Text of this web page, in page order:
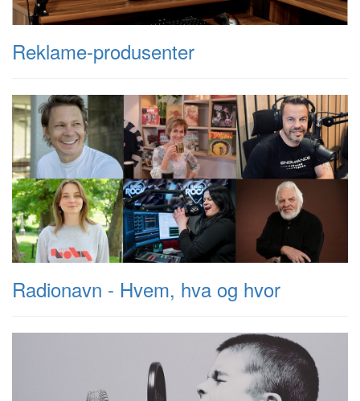
Reklame-produsenter
Radionavn - Hvem, hva og hvor